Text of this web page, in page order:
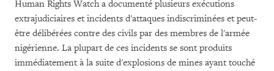
Human Rights Watch a documenté plusieurs exécutions
extrajudiciaires et incidents d'attaques indiscriminées et peut-
être délibérées contre des civils par des membres de l'armée
nigérienne. La plupart de ces incidents se sont produits
immédiatement à la suite d'explosions de mines ayant touché